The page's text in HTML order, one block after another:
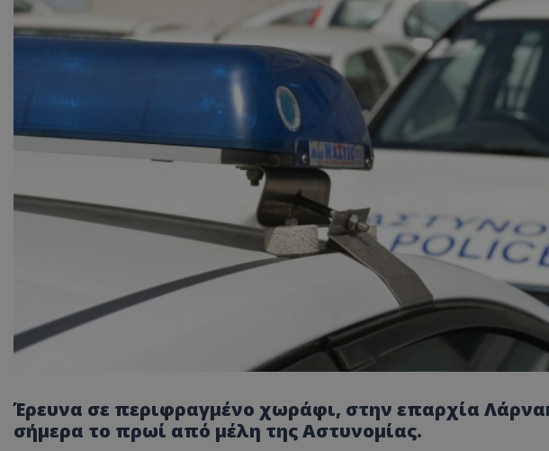
Έρευνα σε περιφραγμένο χωράφι, στην επαρχία
σήμερα το πρωί από μέλη της Αστυνομίας.